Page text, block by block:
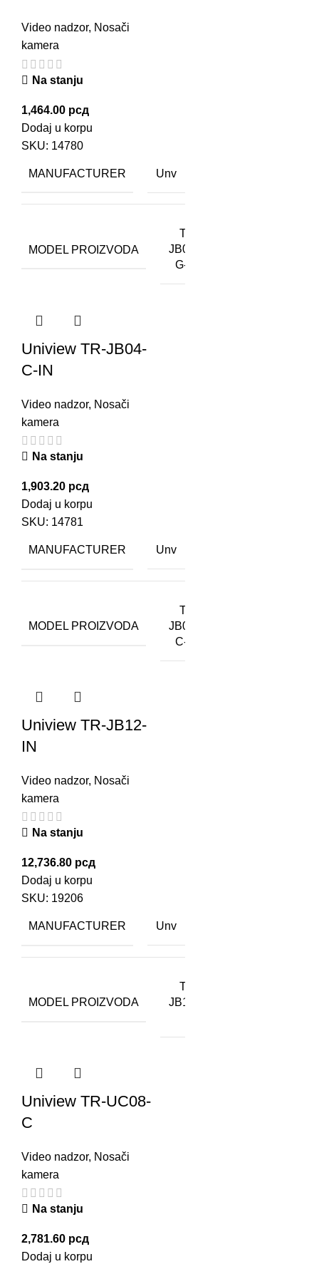
Video nadzor, Nosači
kamera
Na stanju
1,464.00 рсд
Dodaj u korpu
SKU: 14780
MANUFACTURER Unv
MODEL PROIZVODA
TR-
JB03-
G-IN
Uniview TR-JB04-
C-IN
Video nadzor, Nosači
kamera
Na stanju
1,903.20 рсд
Dodaj u korpu
SKU: 14781
MANUFACTURER Unv
MODEL PROIZVODA
TR-
JB04-
C-IN
Uniview TR-JB12-
IN
Video nadzor, Nosači
kamera
Na stanju
12,736.80 рсд
Dodaj u korpu
SKU: 19206
MANUFACTURER Unv
MODEL PROIZVODA
TR-
JB12-
Uniview TR-UC08-
C
Video nadzor, Nosači
kamera
Na stanju
2,781.60 рсд
Dodaj u korpu